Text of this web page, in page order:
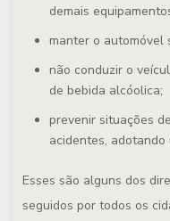
demais
manter o automóvel
não conduzir o
de bebida alcóolica;
prevenir situações
acidentes, adotando
Esses são alguns dos
seguidos por todos os